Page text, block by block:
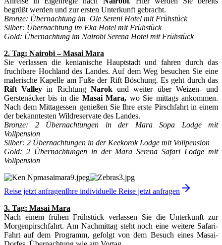
begrüßt werden und zur ersten Unterkunft gebracht.
Bronze: Übernachtung im Ole Sereni Hotel mit Frühstück
Silber: Übernachtung im Eka Hotel mit Frühstück
Gold: Übernachtung im Nairobi Serena Hotel mit Frühstück
2. Tag: Nairobi – Masai Mara
Sie verlassen die kenianische Hauptstadt und fahren durch das
fruchtbare Hochland des Landes. Auf dem Weg besuchen Sie eine
malerische Kapelle am Fuße der Rift Böschung. Es geht durch das
Rift Valleyin Richtung Narokund weiter über Weizen- und
Gerstenäcker bis in die Masai Mara, wo Sie mittags ankommen.
Nach dem Mittagessen genießen Sie Ihre erste Pirschfahrt in einem
der bekanntesten Wildreservate des Landes.
Bronze: 2 Übernachtungen in der Mara Sopa Lodge mit
Vollpension
Silber: 2 Übernachtungen in der Keekorok Lodge mit Vollpension
Gold: 2 Übernachtungen in der Mara Serena Safari Lodge mit
Vollpension
Reise jetzt anfragenIhre individuelle Reise jetzt anfragen
3. Tag: Masai Mara
Nach einem frühen Frühstück verlassen Sie die Unterkunft zur
Morgenpirschfahrt. Am Nachmittag steht noch eine weitere Safari-
Fahrt auf dem Programm, gefolgt von dem Besuch eines Masai-